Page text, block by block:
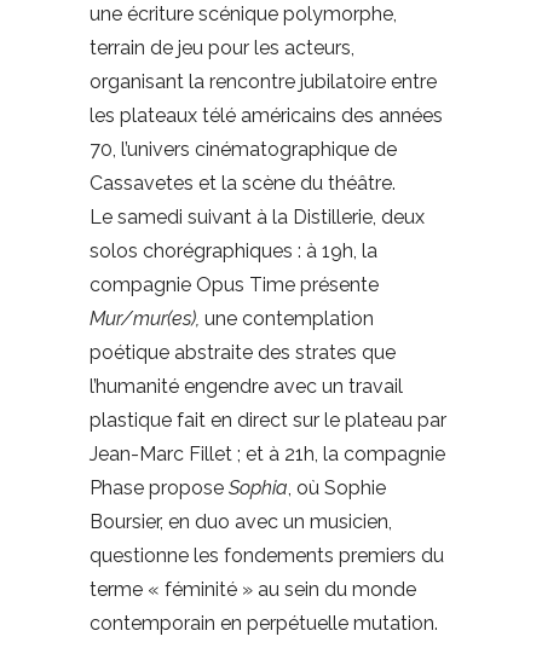
une écriture scénique polymorphe,
terrain de jeu pour les acteurs,
organisant la rencontre jubilatoire entre
les plateaux télé américains des années
70, l’univers cinématographique de
Cassavetes et la scène du théâtre.
Le samedi suivant à la Distillerie, deux
solos chorégraphiques : à 19h, la
compagnie Opus Time présente
Mur/mur(es), une contemplation
poétique abstraite des strates que
l’humanité engendre avec un travail
plastique fait en direct sur le plateau par
Jean-Marc Fillet ; et à 21h, la compagnie
Phase propose Sophia, où Sophie
Boursier, en duo avec un musicien,
questionne les fondements premiers du
terme « féminité » au sein du monde
contemporain en perpétuelle mutation.